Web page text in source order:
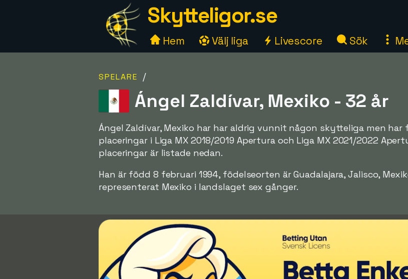
Skytteligor.se
Hem Välj liga Livescore Sök
SPELARE /
Ángel Zaldívar, Mexiko - 32 år
Ángel Zaldívar, Mexiko har har aldrig vunnit någon skytteliga men
placeringar i Liga MX 2018/2019 Apertura och Liga MX 2021/2022
placeringar är listade nedan.
Han är född 8 februari 1994, födelseorten är Guadalajara, Jalisco,
representerat Mexiko i landslaget sex gånger.